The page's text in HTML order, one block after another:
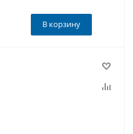
В корзину